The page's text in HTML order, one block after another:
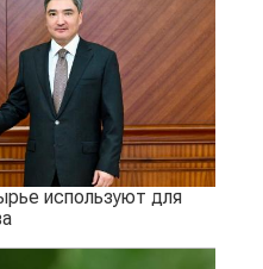
используют для